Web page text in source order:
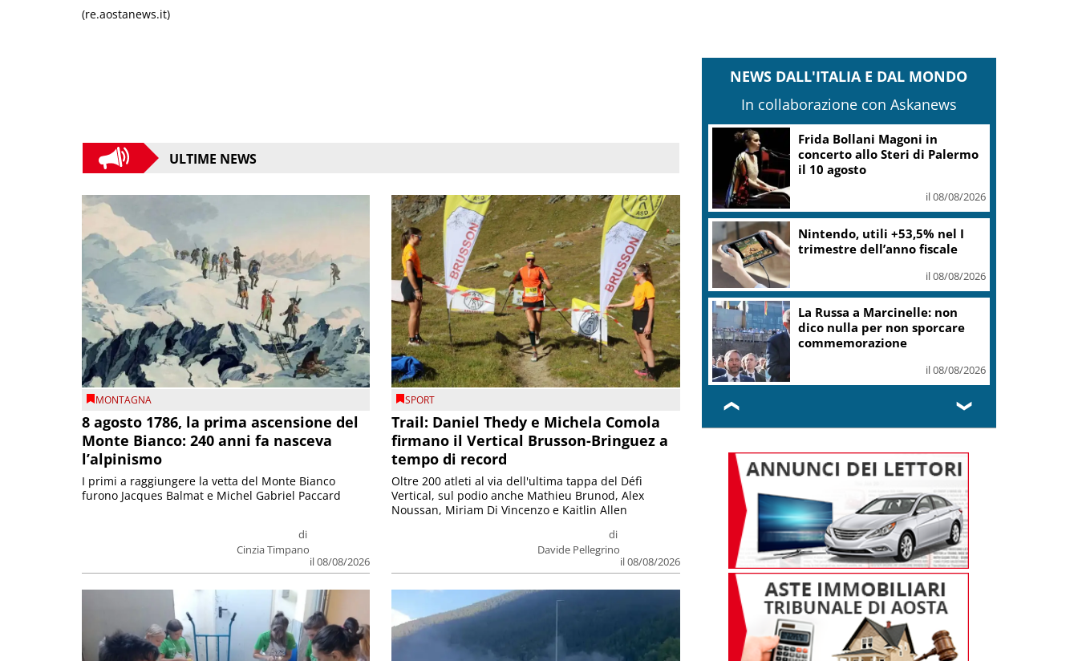
(re.aostanews.it)
ULTIME NEWS
MONTAGNA
8 agosto 1786, la prima ascensione del
Monte Bianco: 240 anni fa nasceva
l’alpinismo
di
Cinzia Timpano
il 08/08/2026
I primi a raggiungere la vetta del Monte Bianco
furono Jacques Balmat e Michel Gabriel Paccard
SPORT
Trail: Daniel Thedy e Michela Comola
firmano il Vertical Brusson-Bringuez a
tempo di record
di
Davide Pellegrino
il 08/08/2026
Oltre 200 atleti al via dell'ultima tappa del Défì
Vertical, sul podio anche Mathieu Brunod, Alex
Noussan, Miriam Di Vincenzo e Kaitlin Allen
NEWS DALL'ITALIA E DAL MONDO
In collaborazione con Askanews
Frida Bollani Magoni in
concerto allo Steri di Palermo
il 10 agosto
il 08/08/2026
Nintendo, utili +53,5% nel I
trimestre dell’anno fiscale
il 08/08/2026
La Russa a Marcinelle: non
dico nulla per non sporcare
commemorazione
il 08/08/2026
❮ ❯